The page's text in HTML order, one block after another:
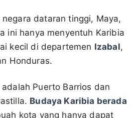
dataran tinggi, Maya,
ini hanya menyentuh Karibia
kecil di departemen Izabal,
Honduras.
Puerto Barrios dan
Budaya Karibia berada
kota yang hanya dapat